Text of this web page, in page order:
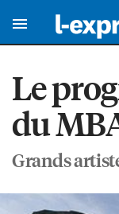
Le
du
Grands